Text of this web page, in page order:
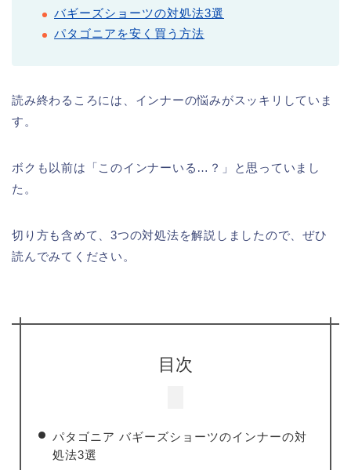
バギーズショーツの対処法3選
パタゴニアを安く買う方法
読み終わるころには、インナーの悩みがスッキリしていま
す。
ボクも以前は「このインナーいる…？」と思っていまし
た。
切り方も含めて、3つの対処法を解説しましたので、ぜひ
読んでみてください。
目次
パタゴニア バギーズショーツのインナーの対
処法3選